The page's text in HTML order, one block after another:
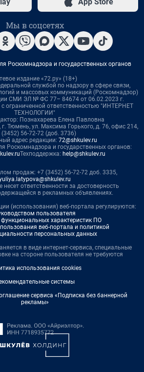
App Store
Мы в соцсетях
Роскомнадзора и государственных органов
издание «72.ру» (18+)
службой по надзору в сфере связи,
и массовых коммуникаций (Роскомнадзор)
СМИ ЭЛ № ФС 77– 84674 от 06.02.2023 г.
ограниченной ответственностью "ИНТЕРНЕТ
ТЕХНОЛОГИИ"
Познахарева Елена Павловна
Тюмень, ул. Максима Горького, д. 76, офис 214,
(3452) 56-72-72 (доб. 3736)
адрес редакции: 72@shkulev.ru
Роскомнадзора и государственных органов:
Техподдержка: help@shkulev.ru
продаж: +7 (3452) 56-72-72 доб. 3335,
несет ответственности за достоверность
в рекламных объявлениях.
(использования) веб-портала регулируются:
пользователя
характеристик ПО
веб-портала и политикой
персональных данных
в виде интернет-сервиса, специальные
на стороне пользователя не требуются
использования cookies
системы
сервиса «Подписка без баннерной
рекламы»